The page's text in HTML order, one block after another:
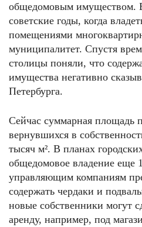
общедомовым имуществом.
советские годы, когда
помещениями
муниципалитет. Спустя
столицы поняли, что
имущества негативно
Петербурга.
Сейчас суммарная площадь
вернувшихся в
тысяч м². В планах
общедомовое владение еще
управляющим компаниям
содержать чердаки и
новые собственники могут
аренду, например, под